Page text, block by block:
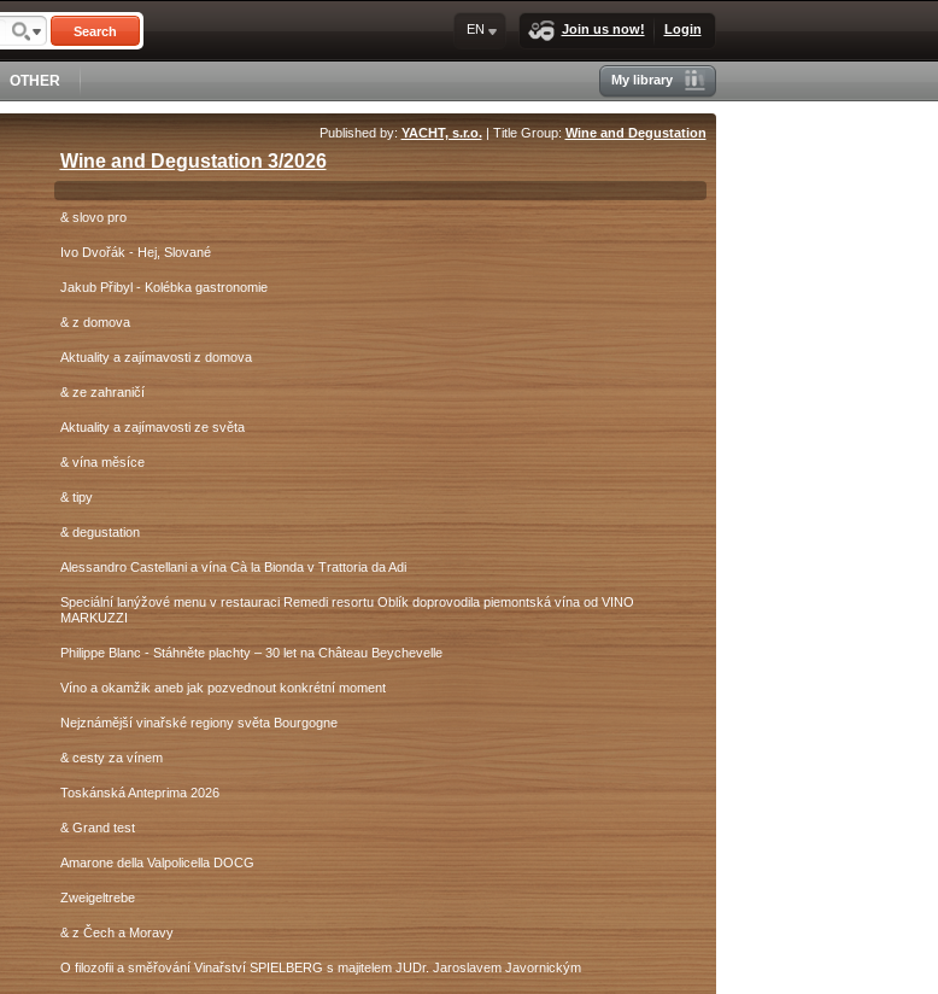
Search Join us now! Login
EN
OTHER My library
Published by: YACHT, s.r.o.| Title Group: Wine and Degustation
Wine and Degustation 3/2026
& slovo pro
Ivo Dvořák - Hej, Slované
Jakub Přibyl - Kolébka gastronomie
& z domova
Aktuality a zajímavosti z domova
& ze zahraničí
Aktuality a zajímavosti ze světa
& vína měsíce
& tipy
& degustation
Alessandro Castellani a vína Cà la Bionda v Trattoria da Adi
Speciální lanýžové menu v restauraci Remedi resortu Oblík doprovodila piemontská vína od VINO
MARKUZZI
Philippe Blanc - Stáhněte plachty – 30 let na Château Beychevelle
Víno a okamžik aneb jak pozvednout konkrétní moment
Nejznámější vinařské regiony světa Bourgogne
& cesty za vínem
Toskánská Anteprima 2026
& Grand test
Amarone della Valpolicella DOCG
Zweigeltrebe
& z Čech a Moravy
O filozofii a směřování Vinařství SPIELBERG s majitelem JUDr. Jaroslavem Javornickým